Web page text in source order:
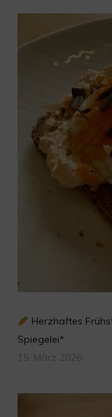
Herzhaftes
Spiegelei*
15. März 2026